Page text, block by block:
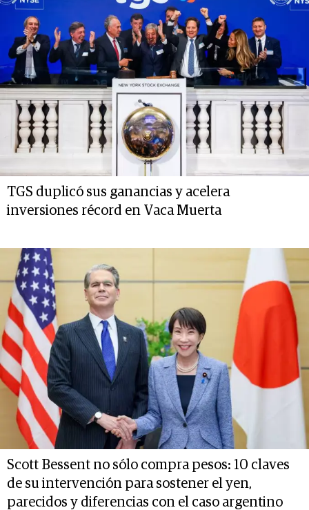
TGS duplicó sus ganancias y acelera
inversiones récord en Vaca Muerta
Scott Bessent no sólo compra pesos: 10 claves
de su intervención para sostener el yen,
parecidos y diferencias con el caso argentino